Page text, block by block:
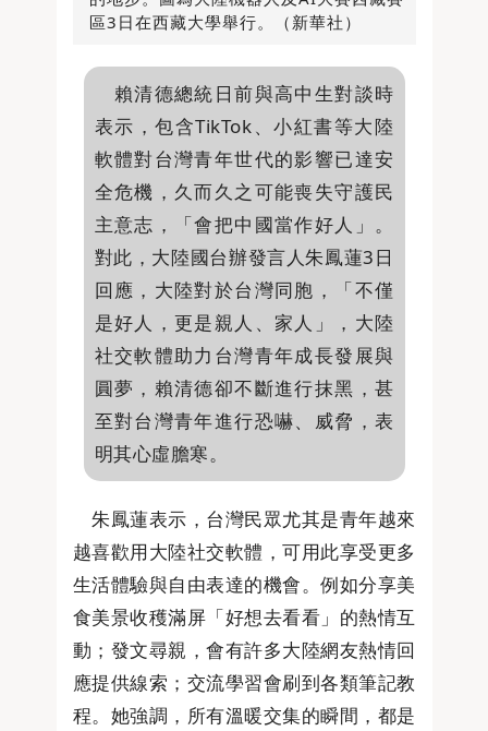
區3日在西藏大學舉行。（新華社）
賴清德總統日前與高中生對談時
表示，包含TikTok、小紅書等大陸
軟體對台灣青年世代的影響已達安
全危機，久而久之可能喪失守護民
主意志，「會把中國當作好人」。
對此，大陸國台辦發言人朱鳳蓮3日
回應，大陸對於台灣同胞，「不僅
是好人，更是親人、家人」，大陸
社交軟體助力台灣青年成長發展與
圓夢，賴清德卻不斷進行抹黑，甚
至對台灣青年進行恐嚇、威脅，表
明其心虛膽寒。
朱鳳蓮表示，台灣民眾尤其是青年越來
越喜歡用大陸社交軟體，可用此享受更多
生活體驗與自由表達的機會。例如分享美
食美景收穫滿屏「好想去看看」的熱情互
動；發文尋親，會有許多大陸網友熱情回
應提供線索；交流學習會刷到各類筆記教
程。她強調，所有溫暖交集的瞬間，都是